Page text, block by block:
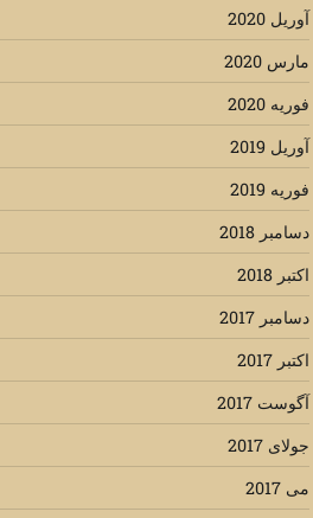
آوریل 2020
مارس 2020
فوریه 2020
آوریل 2019
فوریه 2019
دسامبر 2018
اکتبر 2018
دسامبر 2017
اکتبر 2017
آگوست 2017
جولای 2017
می 2017